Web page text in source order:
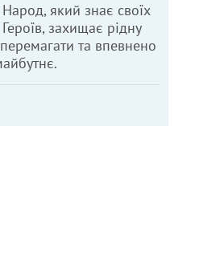
Народ, який знає своїх
Героїв, захищає рідну
та впевнено